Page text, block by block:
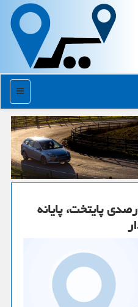
منو
پروژه های 90 درصدی پایتخت، پایانه